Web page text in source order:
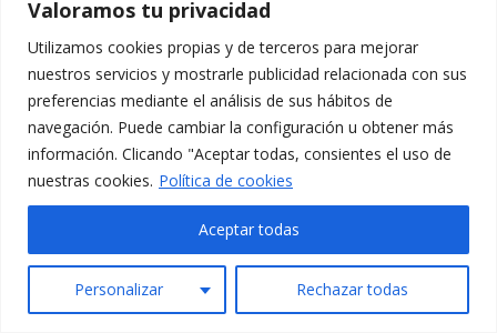
Valoramos tu privacidad
Utilizamos cookies propias y de terceros para mejorar
nuestros servicios y mostrarle publicidad relacionada con sus
preferencias mediante el análisis de sus hábitos de
navegación. Puede cambiar la configuración u obtener más
información. Clicando "Aceptar todas, consientes el uso de
nuestras cookies. Política de cookies
Personalizar Rechazar todas
Aceptar todas